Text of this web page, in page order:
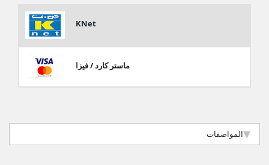
KNet
ماستر كارد / فيزا
المواصفات